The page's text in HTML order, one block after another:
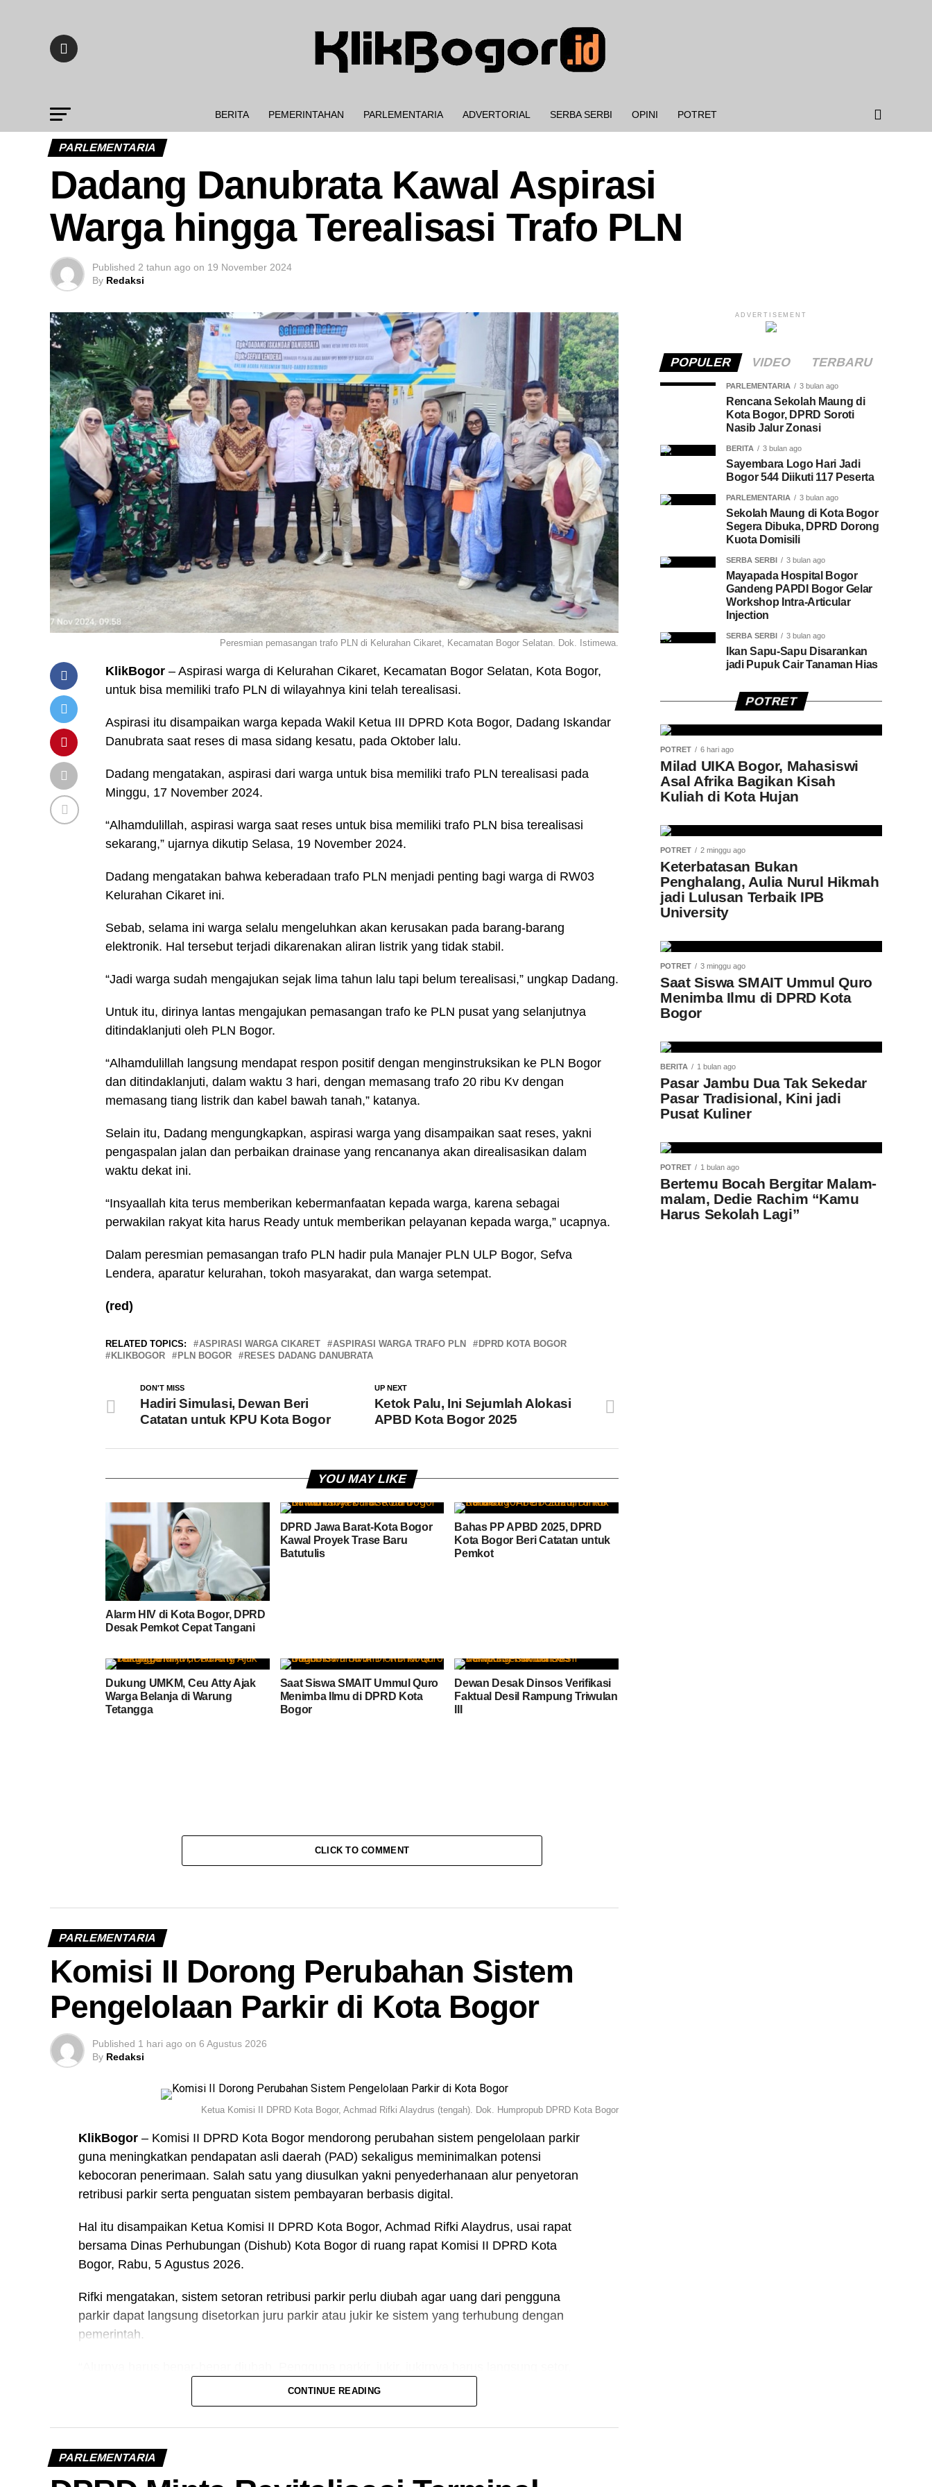
BERITA PEMERINTAHAN PARLEMENTARIA ADVERTORIAL SERBA SERBI OPINI POTRET
PARLEMENTARIA
Dadang Danubrata Kawal Aspirasi
Warga hingga Terealisasi Trafo PLN
Published 2 tahun ago on 19 November 2024
By Redaksi
Peresmian pemasangan trafo PLN di Kelurahan Cikaret, Kecamatan Bogor Selatan. Dok. Istimewa.
KlikBogor – Aspirasi warga di Kelurahan Cikaret, Kecamatan Bogor Selatan, Kota Bogor,
untuk bisa memiliki trafo PLN di wilayahnya kini telah terealisasi.
Aspirasi itu disampaikan warga kepada Wakil Ketua III DPRD Kota Bogor, Dadang Iskandar
Danubrata saat reses di masa sidang kesatu, pada Oktober lalu.
Dadang mengatakan, aspirasi dari warga untuk bisa memiliki trafo PLN terealisasi pada
Minggu, 17 November 2024.
“Alhamdulillah, aspirasi warga saat reses untuk bisa memiliki trafo PLN bisa terealisasi
sekarang,” ujarnya dikutip Selasa, 19 November 2024.
Dadang mengatakan bahwa keberadaan trafo PLN menjadi penting bagi warga di RW03
Kelurahan Cikaret ini.
Sebab, selama ini warga selalu mengeluhkan akan kerusakan pada barang-barang
elektronik. Hal tersebut terjadi dikarenakan aliran listrik yang tidak stabil.
“Jadi warga sudah mengajukan sejak lima tahun lalu tapi belum terealisasi,” ungkap Dadang.
Untuk itu, dirinya lantas mengajukan pemasangan trafo ke PLN pusat yang selanjutnya
ditindaklanjuti oleh PLN Bogor.
“Alhamdulillah langsung mendapat respon positif dengan menginstruksikan ke PLN Bogor
dan ditindaklanjuti, dalam waktu 3 hari, dengan memasang trafo 20 ribu Kv dengan
memasang tiang listrik dan kabel bawah tanah,” katanya.
Selain itu, Dadang mengungkapkan, aspirasi warga yang disampaikan saat reses, yakni
pengaspalan jalan dan perbaikan drainase yang rencananya akan direalisasikan dalam
waktu dekat ini.
“Insyaallah kita terus memberikan kebermanfaatan kepada warga, karena sebagai
perwakilan rakyat kita harus Ready untuk memberikan pelayanan kepada warga,” ucapnya.
Dalam peresmian pemasangan trafo PLN hadir pula Manajer PLN ULP Bogor, Sefva
Lendera, aparatur kelurahan, tokoh masyarakat, dan warga setempat.
(red)
RELATED TOPICS: ASPIRASI WARGA CIKARET ASPIRASI WARGA TRAFO PLN
DPRD KOTA BOGOR
KLIKBOGOR
PLN BOGOR RESES DADANG DANUBRATA
UP NEXT
Ketok Palu, Ini Sejumlah Alokasi
APBD Kota Bogor 2025
DON'T MISS
Hadiri Simulasi, Dewan Beri
Catatan untuk KPU Kota Bogor
YOU MAY LIKE
Alarm HIV di Kota Bogor, DPRD
Desak Pemkot Cepat Tangani
DPRD Jawa Barat-Kota Bogor
Kawal Proyek Trase Baru
Batutulis
Bahas PP APBD 2025, DPRD
Kota Bogor Beri Catatan untuk
Pemkot
Dukung UMKM, Ceu Atty Ajak
Warga Belanja di Warung
Tetangga
Saat Siswa SMAIT Ummul Quro
Menimba Ilmu di DPRD Kota
Bogor
Dewan Desak Dinsos Verifikasi
Faktual Desil Rampung Triwulan
CLICK TO COMMENT
PARLEMENTARIA
Komisi II Dorong Perubahan Sistem
Pengelolaan Parkir di Kota Bogor
Published 1 hari ago on 6 Agustus 2026
By Redaksi
Ketua Komisi II DPRD Kota Bogor, Achmad Rifki Alaydrus (tengah). Dok. Humpropub DPRD Kota Bogor
KlikBogor – Komisi II DPRD Kota Bogor mendorong perubahan sistem pengelolaan parkir
guna meningkatkan pendapatan asli daerah (PAD) sekaligus meminimalkan potensi
kebocoran penerimaan. Salah satu yang diusulkan yakni penyederhanaan alur penyetoran
retribusi parkir serta penguatan sistem pembayaran berbasis digital.
Hal itu disampaikan Ketua Komisi II DPRD Kota Bogor, Achmad Rifki Alaydrus, usai rapat
bersama Dinas Perhubungan (Dishub) Kota Bogor di ruang rapat Komisi II DPRD Kota
Bogor, Rabu, 5 Agustus 2026.
Rifki mengatakan, sistem setoran retribusi parkir perlu diubah agar uang dari pengguna
parkir dapat langsung disetorkan juru parkir atau jukir ke sistem yang terhubung dengan
pemerintah.
tidak lagi ke Danru. Komisi II berharap Danru tugasnya hanya sebatas pengawasan dan
pengecekan, benar atau tidaknya segala macam di jukir,” kata Rifki.
Sistem pembayaran dan setoran parkir didorong menggunakan
CONTINUE READING
PARLEMENTARIA
ADVERTISEMENT
POPULER VIDEO TERBARU
PARLEMENTARIA 3 bulan ago
Rencana Sekolah Maung di
Kota Bogor, DPRD Soroti
Nasib Jalur Zonasi
BERITA 3 bulan ago
Sayembara Logo Hari Jadi
Bogor 544 Diikuti 117 Peserta
PARLEMENTARIA 3 bulan ago
Sekolah Maung di Kota Bogor
Segera Dibuka, DPRD Dorong
Kuota Domisili
SERBA SERBI 3 bulan ago
Mayapada Hospital Bogor
Gandeng PAPDI Bogor Gelar
Workshop Intra-Articular
Injection
SERBA SERBI 3 bulan ago
Ikan Sapu-Sapu Disarankan
jadi Pupuk Cair Tanaman Hias
POTRET
POTRET 6 hari ago
Milad UIKA Bogor, Mahasiswi
Asal Afrika Bagikan Kisah
Kuliah di Kota Hujan
POTRET 2 minggu ago
Keterbatasan Bukan
Penghalang, Aulia Nurul Hikmah
jadi Lulusan Terbaik IPB
University
POTRET 3 minggu ago
Saat Siswa SMAIT Ummul Quro
Menimba Ilmu di DPRD Kota
Bogor
BERITA 1 bulan ago
Pasar Jambu Dua Tak Sekedar
Pasar Tradisional, Kini jadi
Pusat Kuliner
POTRET 1 bulan ago
Bertemu Bocah Bergitar Malam-
malam, Dedie Rachim “Kamu
Harus Sekolah Lagi”